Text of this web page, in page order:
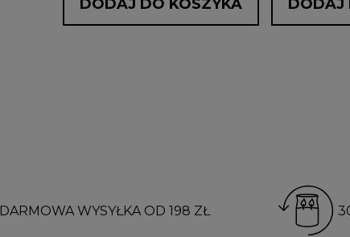
DODAJ DO KOSZYKA DODAJ
DARMOWA WYSYŁKA OD 198 ZŁ